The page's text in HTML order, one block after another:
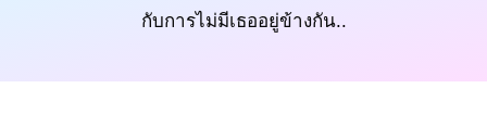
กับการไม่มีเธออยู่ข้างกัน..